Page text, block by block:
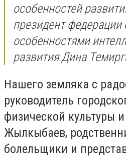
особенностей
президент
особенностями
развития Дина
Нашего земляка с
руководитель
физической культуры
Жылкыбаев,
болельщики и